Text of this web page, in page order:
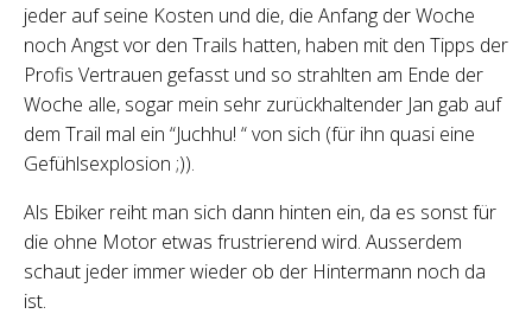
jeder auf seine Kosten und die, die Anfang der Woche
noch Angst vor den Trails hatten, haben mit den Tipps der
Profis Vertrauen gefasst und so strahlten am Ende der
Woche alle, sogar mein sehr zurückhaltender Jan gab auf
dem Trail mal ein “Juchhu! “ von sich (für ihn quasi eine
Gefühlsexplosion ;)).
Als Ebiker reiht man sich dann hinten ein, da es sonst für
die ohne Motor etwas frustrierend wird. Ausserdem
schaut jeder immer wieder ob der Hintermann noch da
ist.